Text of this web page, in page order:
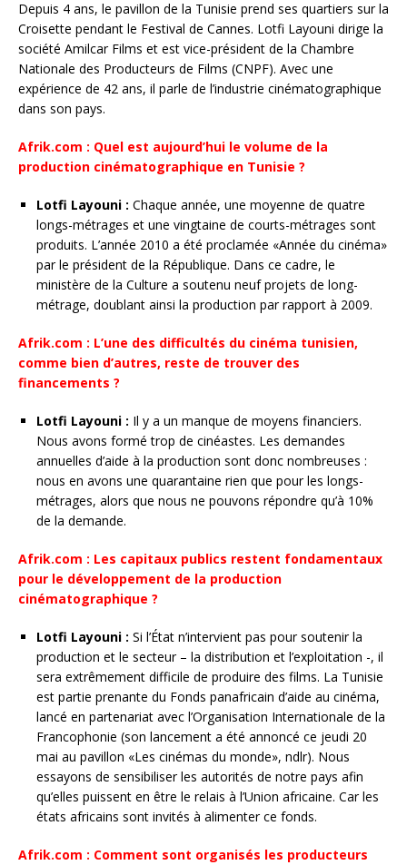
Depuis 4 ans, le pavillon de la Tunisie prend ses quartiers sur la
Croisette pendant le Festival de Cannes. Lotfi Layouni dirige la
société Amilcar Films et est vice-président de la Chambre
Nationale des Producteurs de Films (CNPF). Avec une
expérience de 42 ans, il parle de l’industrie cinématographique
dans son pays.
Afrik.com : Quel est aujourd’hui le volume de la
production cinématographique en Tunisie ?
Lotfi Layouni : Chaque année, une moyenne de quatre
longs-métrages et une vingtaine de courts-métrages sont
produits. L’année 2010 a été proclamée «Année du cinéma»
par le président de la République. Dans ce cadre, le
ministère de la Culture a soutenu neuf projets de long-
métrage, doublant ainsi la production par rapport à 2009.
Afrik.com : L’une des difficultés du cinéma tunisien,
comme bien d’autres, reste de trouver des
financements ?
Lotfi Layouni : Il y a un manque de moyens financiers.
Nous avons formé trop de cinéastes. Les demandes
annuelles d’aide à la production sont donc nombreuses :
nous en avons une quarantaine rien que pour les longs-
métrages, alors que nous ne pouvons répondre qu’à 10%
de la demande.
Afrik.com : Les capitaux publics restent fondamentaux
pour le développement de la production
cinématographique ?
Lotfi Layouni : Si l’État n’intervient pas pour soutenir la
production et le secteur – la distribution et l’exploitation -, il
sera extrêmement difficile de produire des films. La Tunisie
est partie prenante du Fonds panafricain d’aide au cinéma,
lancé en partenariat avec l’Organisation Internationale de la
Francophonie (son lancement a été annoncé ce jeudi 20
mai au pavillon «Les cinémas du monde», ndlr). Nous
essayons de sensibiliser les autorités de notre pays afin
qu’elles puissent en être le relais à l’Union africaine. Car les
états africains sont invités à alimenter ce fonds.
Afrik.com : Comment sont organisés les producteurs